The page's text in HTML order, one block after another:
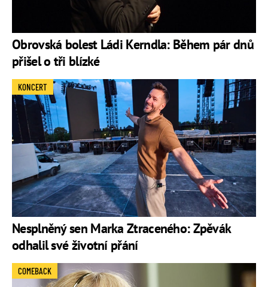
Obrovská bolest Ládi Kerndla: Během pár dnů
přišel o tři blízké
Nesplněný sen Marka Ztraceného: Zpěvák
odhalil své životní přání
KONCERT
COMEBACK